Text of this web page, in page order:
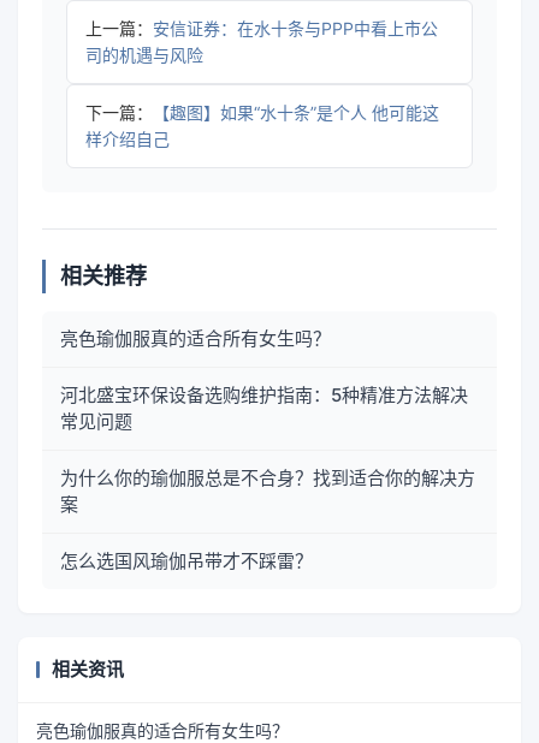
上一篇： 安信证券：在水十条与PPP中看上市公
司的机遇与风险
下一篇：
【趣图】如果“水十条”是个人 他可能这
样介绍自己
相关推荐
亮色瑜伽服真的适合所有女生吗？
河北盛宝环保设备选购维护指南：5种精准方法解决
常见问题
为什么你的瑜伽服总是不合身？找到适合你的解决方
案
怎么选国风瑜伽吊带才不踩雷？
相关资讯
亮色瑜伽服真的适合所有女生吗？